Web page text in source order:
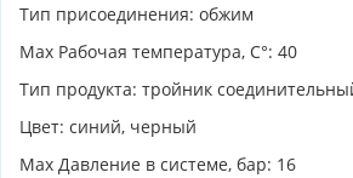
Тип присоединения: обжим
Max Рабочая температура, C°: 40
Тип продукта: тройник
Цвет: синий, черный
Max Давление в системе, бар: 16